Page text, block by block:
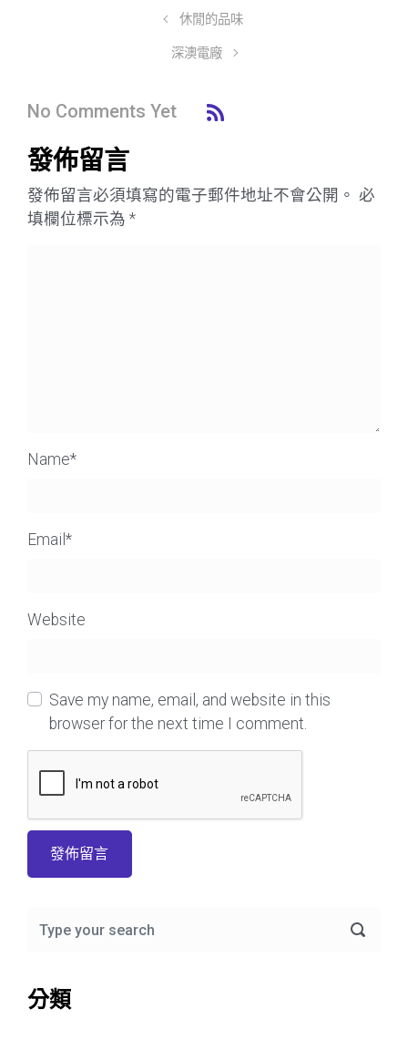
休閒的品味
深澳電廠
No Comments Yet
發佈留言
發佈留言必須填寫的電子郵件地址不會公開。 必
填欄位標示為 *
Name*
Email *
Website
Save my name, email, and website in this
browser for the next time I comment.
分類